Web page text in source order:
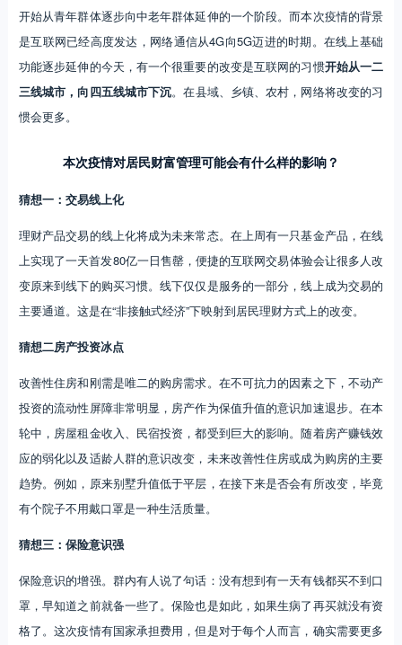
开始从青年群体逐步向中老年群体延伸的一个阶段。而本次疫情的背景
是互联网已经高度发达，网络通信从4G向5G迈进的时期。在线上基础
功能逐步延伸的今天，有一个很重要的改变是互联网的习惯开始从一二
三线城市，向四五线城市下沉。在县域、乡镇、农村，网络将改变的习
惯会更多。
本次疫情对居民财富管理可能会有什么样的影响？
猜想一：交易线上化
理财产品交易的线上化将成为未来常态。在上周有一只基金产品，在线
上实现了一天首发80亿一日售罄，便捷的互联网交易体验会让很多人改
变原来到线下的购买习惯。线下仅仅是服务的一部分，线上成为交易的
主要通道。这是在“非接触式经济”下映射到居民理财方式上的改变。
猜想二房产投资冰点
改善性住房和刚需是唯二的购房需求。在不可抗力的因素之下，不动产
投资的流动性屏障非常明显，房产作为保值升值的意识加速退步。在本
轮中，房屋租金收入、民宿投资，都受到巨大的影响。随着房产赚钱效
应的弱化以及适龄人群的意识改变，未来改善性住房或成为购房的主要
趋势。例如，原来别墅升值低于平层，在接下来是否会有所改变，毕竟
有个院子不用戴口罩是一种生活质量。
猜想三：保险意识强
保险意识的增强。群内有人说了句话：没有想到有一天有钱都买不到口
罩，早知道之前就备一些了。保险也是如此，如果生病了再买就没有资
格了。这次疫情有国家承担费用，但是对于每个人而言，确实需要更多